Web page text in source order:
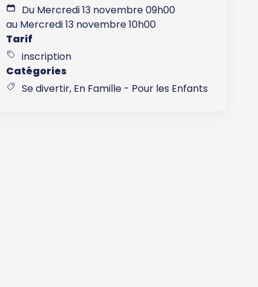
Du Mercredi 13 novembre 09h00
au Mercredi 13 novembre 10h00
Tarif
inscription
Catégories
Se divertir, En Famille - Pour les Enfants